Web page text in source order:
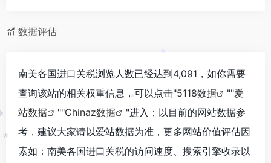
数据评估
南美各国进口关税浏览人数已经达到4,091，如你需要
查询该站的相关权重信息，可以点击"5118数据 ""爱
站数据
""Chinaz数据
"进入；以目前的网站数据参
考，建议大家请以爱站数据为准，更多网站价值评估因
素如：南美各国进口关税的访问速度、搜索引擎收录以